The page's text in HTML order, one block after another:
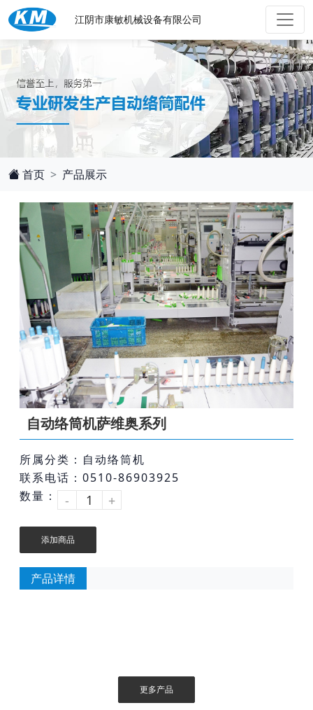
江阴市康敏机械设备有限公司
首页 产品展示
自动络筒机萨维奥系列
所属分类：自动络筒机
联系电话：0510-86903925
数量：
- +
添加商品
产品详情
更多产品